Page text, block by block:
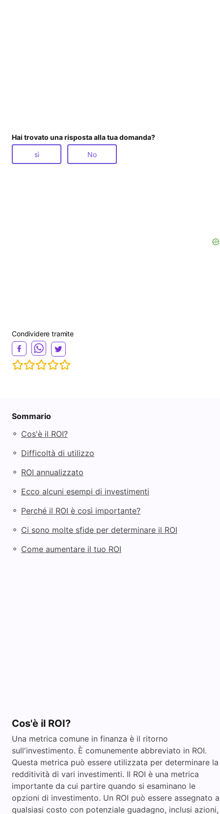
Hai trovato una risposta alla tua domanda?
sì No
Condividere tramite
Sommario
◦ Cos'è il ROI?
◦ Difficoltà di utilizzo
◦ ROI annualizzato
◦ Ecco alcuni esempi di investimenti
◦ Perché il ROI è così importante?
◦ Ci sono molte sfide per determinare il ROI
◦ Come aumentare il tuo ROI
Cos'è il ROI?
Una metrica comune in finanza è il ritorno
sull'investimento. È comunemente abbreviato in ROI.
Questa metrica può essere utilizzata per determinare la
redditività di vari investimenti. Il ROI è una metrica
importante da cui partire quando si esaminano le
opzioni di investimento. Un ROI può essere assegnato a
qualsiasi costo con potenziale guadagno, inclusi azioni,